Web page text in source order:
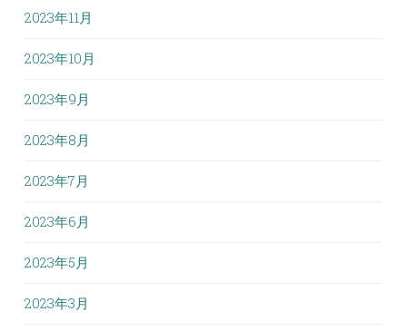
2023年11月
2023年10月
2023年9月
2023年8月
2023年7月
2023年6月
2023年5月
2023年3月